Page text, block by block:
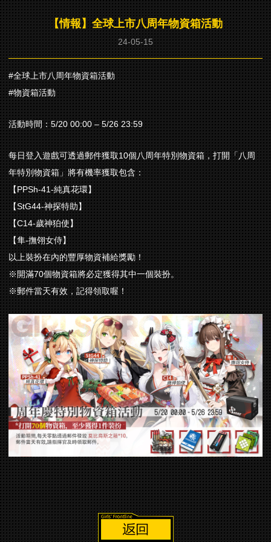
【情報】全球上市八周年物資箱活動
24-05-15
#全球上市八周年物資箱活動
#物資箱活動
活動時間：5/20 00:00 – 5/26 23:59
每日登入遊戲可透過郵件獲取10個八周年特別物資箱，打開「八周
年特別物資箱」將有機率獲取包含：
【PPSh-41-純真花環】
【StG44-神探特助】
【C14-歲神狛使】
【隼-撫翎女侍】
以上裝扮在內的豐厚物資補給獎勵！
※開滿70個物資箱將必定獲得其中一個裝扮。
※郵件當天有效，記得領取喔！